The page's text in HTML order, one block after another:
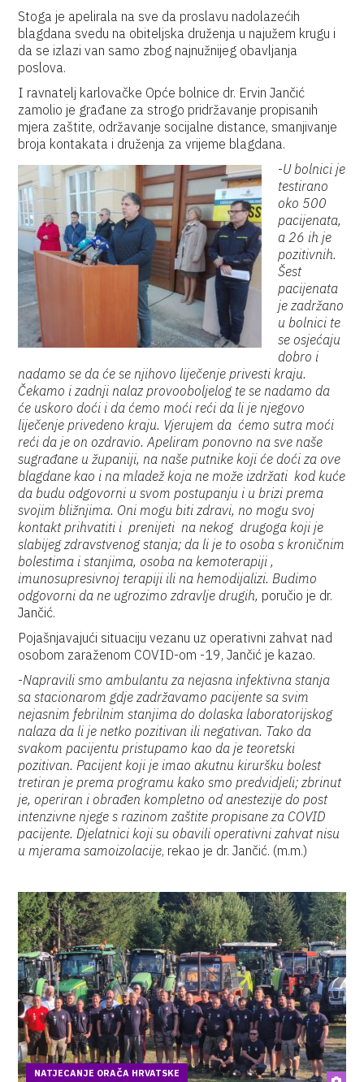
Stoga je apelirala na sve da proslavu nadolazećih
blagdana svedu na obiteljska druženja u najužem krugu i
da se izlazi van samo zbog najnužnijeg obavljanja
poslova.
I ravnatelj karlovačke Opće bolnice dr. Ervin Jančić
zamolio je građane za strogo pridržavanje propisanih
mjera zaštite, održavanje socijalne distance, smanjivanje
broja kontakata i druženja za vrijeme blagdana.
-U bolnici je
testirano
oko 500
pacijenata,
a 26 ih je
pozitivnih.
Šest
pacijenata
je zadržano
u bolnici te
se osjećaju
dobro i
nadamo se da će se njihovo liječenje privesti kraju.
Čekamo i zadnji nalaz provooboljelog te se nadamo da
će uskoro doći i da ćemo moći reći da li je njegovo
liječenje privedeno kraju. Vjerujem da ćemo sutra moći
reći da je on ozdravio. Apeliram ponovno na sve naše
sugrađane u županiji, na naše putnike koji će doći za ove
blagdane kao i na mladež koja ne može izdržati kod kuće
da budu odgovorni u svom postupanju i u brizi prema
svojim bližnjima. Oni mogu biti zdravi, no mogu svoj
kontakt prihvatiti i prenijeti na nekog drugoga koji je
slabijeg zdravstvenog stanja; da li je to osoba s kroničnim
bolestima i stanjima, osoba na kemoterapiji ,
imunosupresivnoj terapiji ili na hemodijalizi. Budimo
odgovorni da ne ugrozimo zdravlje drugih, poručio je dr.
Jančić.
Pojašnjavajući situaciju vezanu uz operativni zahvat nad
osobom zaraženom COVID-om -19, Jančić je kazao.
-Napravili smo ambulantu za nejasna infektivna stanja
sa stacionarom gdje zadržavamo pacijente sa svim
nejasnim febrilnim stanjima do dolaska laboratorijskog
nalaza da li je netko pozitivan ili negativan. Tako da
svakom pacijentu pristupamo kao da je teoretski
pozitivan. Pacijent koji je imao akutnu kiruršku bolest
tretiran je prema programu kako smo predvidjeli; zbrinut
je, operiran i obrađen kompletno od anestezije do post
intenzivne njege s razinom zaštite propisane za COVID
pacijente. Djelatnici koji su obavili operativni zahvat nisu
u mjerama samoizolacije, rekao je dr. Jančić. (m.m.)
NATJECANJE ORAČA HRVATSKE